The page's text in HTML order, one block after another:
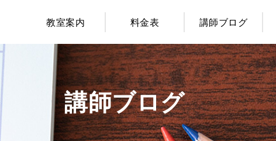
教室案内 料金表 講師ブログ
講師ブログ